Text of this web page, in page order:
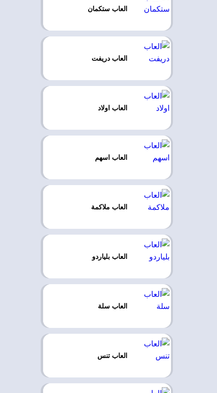
العاب ستكمان
العاب دريفت
العاب اولاد
العاب اسهم
العاب ملاكمة
العاب بلياردو
العاب سلة
العاب تنس